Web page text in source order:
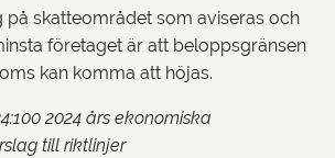
på skatteområdet som aviseras och
företaget är att beloppsgränsen
kan komma att höjas.
2024 års ekonomiska
till riktlinjer